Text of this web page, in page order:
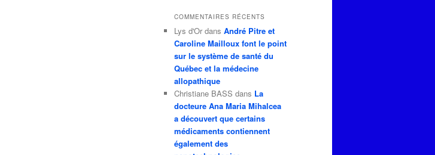
COMMENTAIRES RÉCENTS
Lys d'Or dans André Pitre et
Caroline Mailloux font le point
sur le système de santé du
Québec et la médecine
allopathique
Christiane BASS dans La
docteure Ana Maria Mihalcea
a découvert que certains
médicaments contiennent
également des